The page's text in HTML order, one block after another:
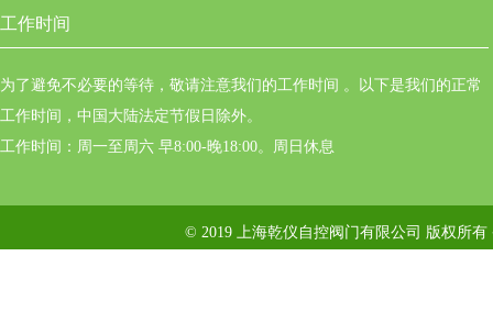
工作时间
为了避免不必要的等待，敬请注意我们的工作时间 。以下是我们的正常
工作时间，中国大陆法定节假日除外。
工作时间：周一至周六 早8:00-晚18:00。周日休息
© 2019 上海乾仪自控阀门有限公司 版权所有